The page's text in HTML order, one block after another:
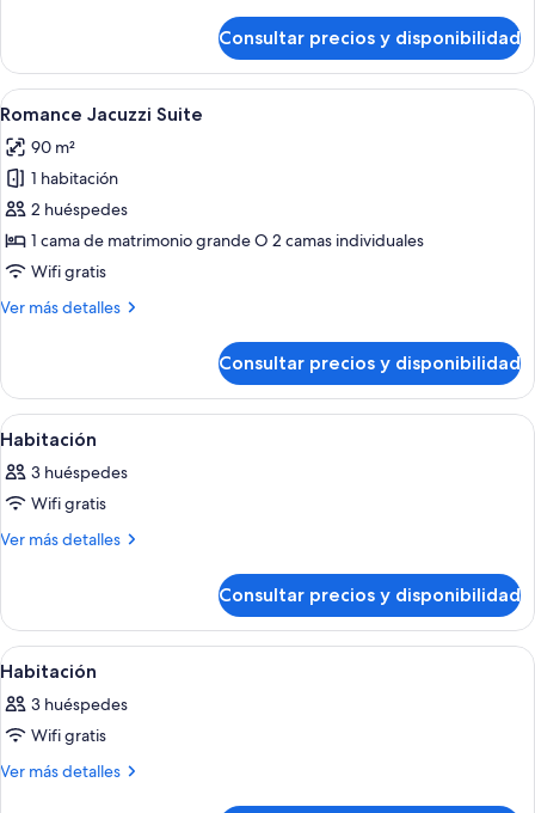
and
Residents
Only.
Room
for
Egyptian
and
Residents
Only.
Consultar precios y disponibilidad
Abrir
todas
las
fotos
de
Romance
Jacuzzi
Una habitación de hotel moderna
9
Romance Jacuzzi Suite
90 m²
1 habitación
2 huéspedes
1 cama de matrimonio grande O 2 camas individuales
Wifi gratis
Ver más detalles
Más
Jacuzzi
Suite
Consultar precios y disponibilidad
Abrir
todas
las
fotos
de
Habitación de hotel con cama,
4
Habitación
3 huéspedes
Wifi gratis
Ver más detalles
Más
Consultar precios y disponibilidad
Abrir
todas
las
fotos
de
Un baño con una bañera grande, un
3
Habitación
3 huéspedes
Wifi gratis
Ver más detalles
Más